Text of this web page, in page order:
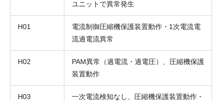
ユニットで異常発生
H01
電流制御圧縮機保護装置動作・1次電流電
流過電流異常
H02
PAM異常（過電流・過電圧）、圧縮機保護
装置動作
H03
一次電流検知なし、圧縮機保護装置動作・